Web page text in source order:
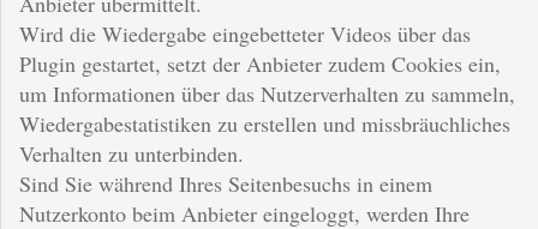
Wird die Wiedergabe eingebetteter Videos über das
Plugin gestartet, setzt der Anbieter zudem Cookies ein,
um Informationen über das Nutzerverhalten zu sammeln,
Wiedergabestatistiken zu erstellen und missbräuchliches
Verhalten zu unterbinden.
Sind Sie während Ihres Seitenbesuchs in einem
Nutzerkonto beim Anbieter eingeloggt, werden Ihre